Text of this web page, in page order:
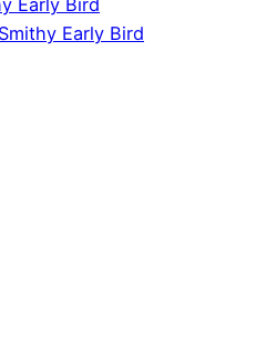
Early Bird
Early Bird